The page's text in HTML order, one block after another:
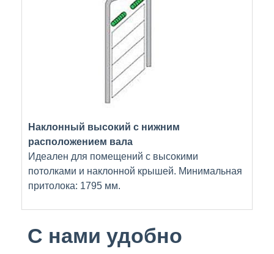
Наклонный высокий с нижним
расположением вала
Идеален для помещений с высокими
потолками и наклонной крышей. Минимальная
притолока: 1795 мм.
С нами удобно